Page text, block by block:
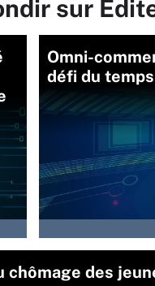
sur
Omni-
défi du
chômage des